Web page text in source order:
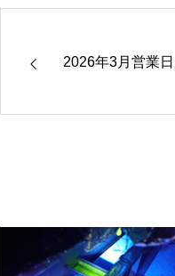
2026年3月営業